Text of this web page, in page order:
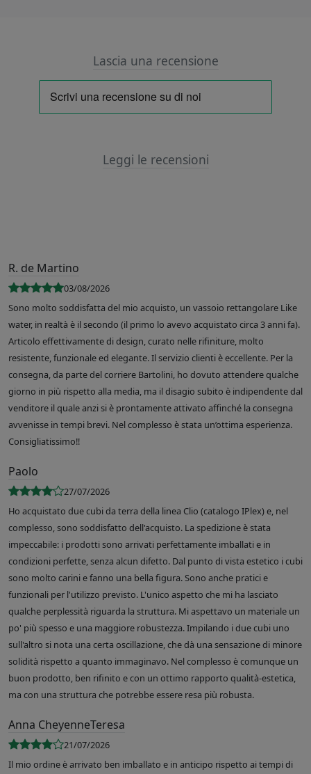
Lascia una recensione
Leggi le recensioni
R. de Martino
03/08/2026
Sono molto soddisfatta del mio acquisto, un vassoio rettangolare Like
water, in realtà è il secondo (il primo lo avevo acquistato circa 3 anni fa).
Articolo effettivamente di design, curato nelle rifiniture, molto
resistente, funzionale ed elegante. Il servizio clienti è eccellente. Per la
consegna, da parte del corriere Bartolini, ho dovuto attendere qualche
giorno in più rispetto alla media, ma il disagio subito è indipendente dal
venditore il quale anzi si è prontamente attivato affinché la consegna
avvenisse in tempi brevi. Nel complesso è stata un’ottima esperienza.
Consigliatissimo!!
Paolo
27/07/2026
Ho acquistato due cubi da terra della linea Clio (catalogo IPlex) e, nel
complesso, sono soddisfatto dell'acquisto. La spedizione è stata
impeccabile: i prodotti sono arrivati perfettamente imballati e in
condizioni perfette, senza alcun difetto. Dal punto di vista estetico i cubi
sono molto carini e fanno una bella figura. Sono anche pratici e
funzionali per l'utilizzo previsto. L'unico aspetto che mi ha lasciato
qualche perplessità riguarda la struttura. Mi aspettavo un materiale un
po' più spesso e una maggiore robustezza. Impilando i due cubi uno
sull'altro si nota una certa oscillazione, che dà una sensazione di minore
solidità rispetto a quanto immaginavo. Nel complesso è comunque un
buon prodotto, ben rifinito e con un ottimo rapporto qualità-estetica,
ma con una struttura che potrebbe essere resa più robusta.
Anna CheyenneTeresa
21/07/2026
Il mio ordine è arrivato ben imballato e in anticipo rispetto ai tempi di